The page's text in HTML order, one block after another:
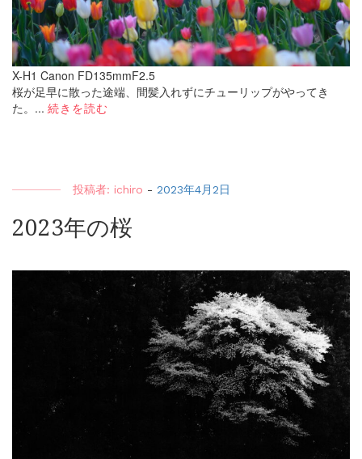
X-H1 Canon FD135mmF2.5
桜が足早に散った途端、間髪入れずにチューリップがやってき
た。... 続きを読む
投稿者: ichiro - 2023年4月2日
2023年の桜